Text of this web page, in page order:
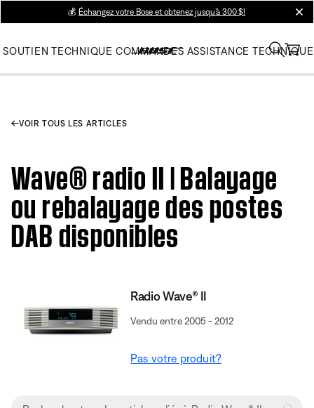
💰 Échangez votre Bose et obtenez jusqu’à 300 $!
SOUTIEN TECHNIQUE COMMANDES ASSISTANCE TECHNIQUE
VOIR TOUS LES ARTICLES
Wave® radio II | Balayage
ou rebalayage des postes
DAB disponibles
Radio Wave® II
Vendu entre 2005 - 2012
Pas votre produit?